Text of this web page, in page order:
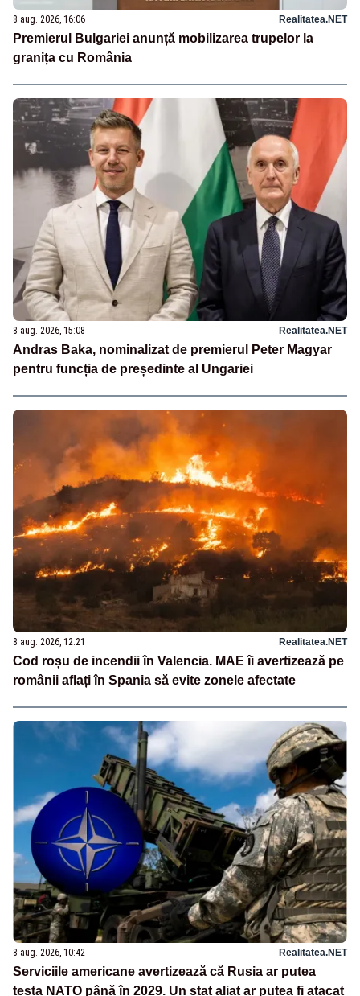
8 aug. 2026, 16:06 Realitatea.NET
Premierul Bulgariei anunță mobilizarea trupelor la
granița cu România
8 aug. 2026, 15:08 Realitatea.NET
Andras Baka, nominalizat de premierul Peter Magyar
pentru funcția de președinte al Ungariei
8 aug. 2026, 12:21 Realitatea.NET
Cod roșu de incendii în Valencia. MAE îi avertizează pe
românii aflați în Spania să evite zonele afectate
8 aug. 2026, 10:42 Realitatea.NET
Serviciile americane avertizează că Rusia ar putea
testa NATO până în 2029. Un stat aliat ar putea fi atacat